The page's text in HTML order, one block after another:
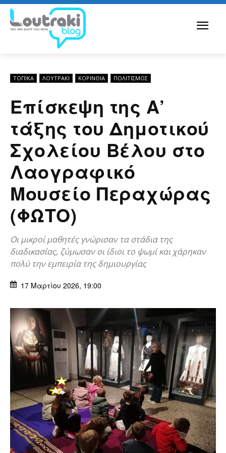
ΤΟΠΙΚΑ ΛΟΥΤΡΆΚΙ ΚΟΡΙΝΘΊΑ ΠΟΛΙΤΙΣΜΟΣ
Επίσκεψη της Α’
τάξης του Δημοτικού
Σχολείου Βέλου στο
Λαογραφικό
Μουσείο Περαχώρας
(ΦΩΤΟ)
Οι μικροί μαθητές γνώρισαν τα στάδια της
διαδικασίας, ζύμωσαν οι ίδιοι το ψωμί και χάρηκαν
πολύ την εμπειρία της δημιουργίας
17 Μαρτίου 2026, 19:00